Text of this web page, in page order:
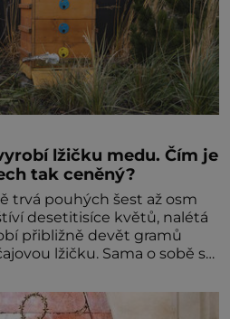
lžičku medu. Čím je
tak ceněný?
trvá pouhých šest až osm
desetitisíce květů, nalétá
přibližně devět gramů
lžičku. Sama o sobě se
svého včelstva,
organismů